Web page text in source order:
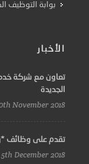
بوابة التوظيف
الأخبار
تعاون مع شركة
الجديدة
November 2018
تقدم على وظائف
5th December 2018